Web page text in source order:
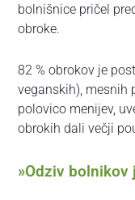
bolnišnice pričel
obroke.
82 % obrokov je
veganskih), mesnih
polovico menijev,
obrokih dali večji
»Odziv bolnikov